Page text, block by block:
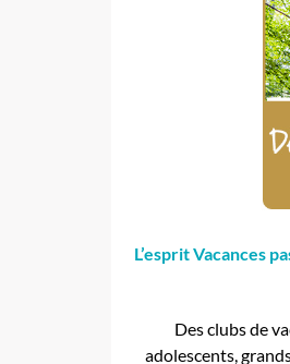
L’esprit Vacances
Des clubs de
adolescents,